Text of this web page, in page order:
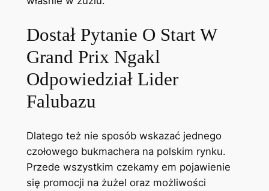
Dostał Pytanie O Start W
Grand Prix Ngakl
Odpowiedział Lider
Falubazu
Dlatego też nie sposób wskazać jednego
czołowego bukmachera na polskim rynku.
Przede wszystkim czekamy em pojawienie
się promocji na żużel oraz możliwości